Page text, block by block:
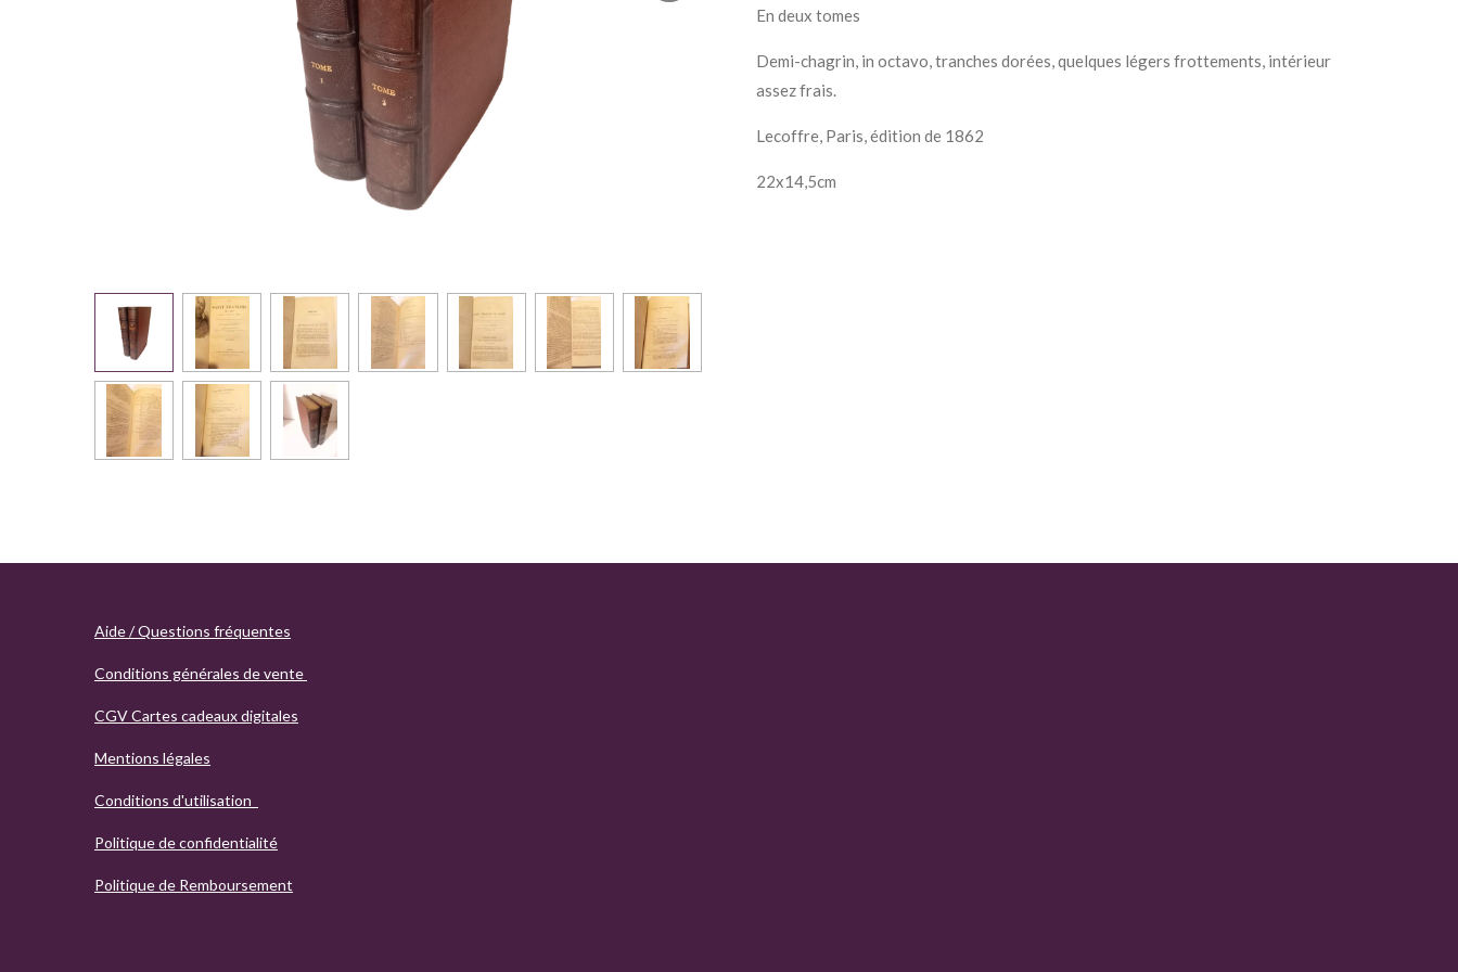
En deux tomes
Demi-chagrin, in octavo, tranches dorées, quelques légers frottements, intérieur
assez frais.
Lecoffre, Paris, édition de 1862
22x14,5cm
Aide / Questions fréquentes
Conditions générales de vente
CGV Cartes cadeaux digitales
Mentions légales
Conditions d'utilisation
Politique de confidentialité
Politique de Remboursement